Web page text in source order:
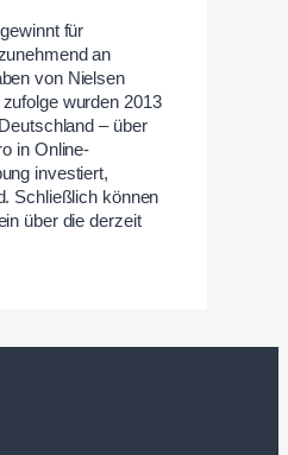
für
an
von Nielsen
wurden 2013
– über
in Online-
investiert,
Schließlich können
über die derzeit